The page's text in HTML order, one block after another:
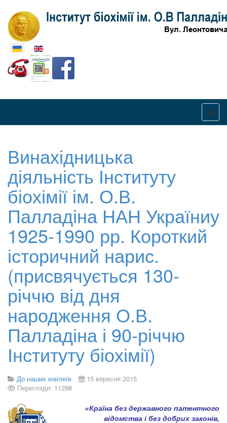
Оберіть свою мову
Винахідницька
діяльність Інституту
біохімії ім. О.В.
Палладіна НАН Україниу
1925-1990 рр. Короткий
історичний нарис.
(присвячується 130-
річчю від дня
народження О.В.
Палладіна і 90-річчю
Інституту біохімії)
До наших ювілеїв
15 вересня 2015
Перегляди: 11298
«Країна без державного патентного
відомства і без добрих законів,